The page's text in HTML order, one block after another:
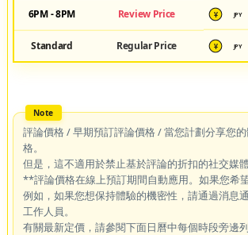
6PM - 8PM Review Price ¥ JPY
Standard Regular Price ¥ JPY
評論價格 / 早期預訂評論價格 / 當您計劃分享您
格。
但是，這不適用於禁止基於評論的折扣的社交媒體
**評論價格在線上預訂期間自動應用。如果您希
例如，如果您想保持體驗的機密性，請通過消息
工作人員。
有關最新定價，請參閱下面日曆中每個時段旁邊列